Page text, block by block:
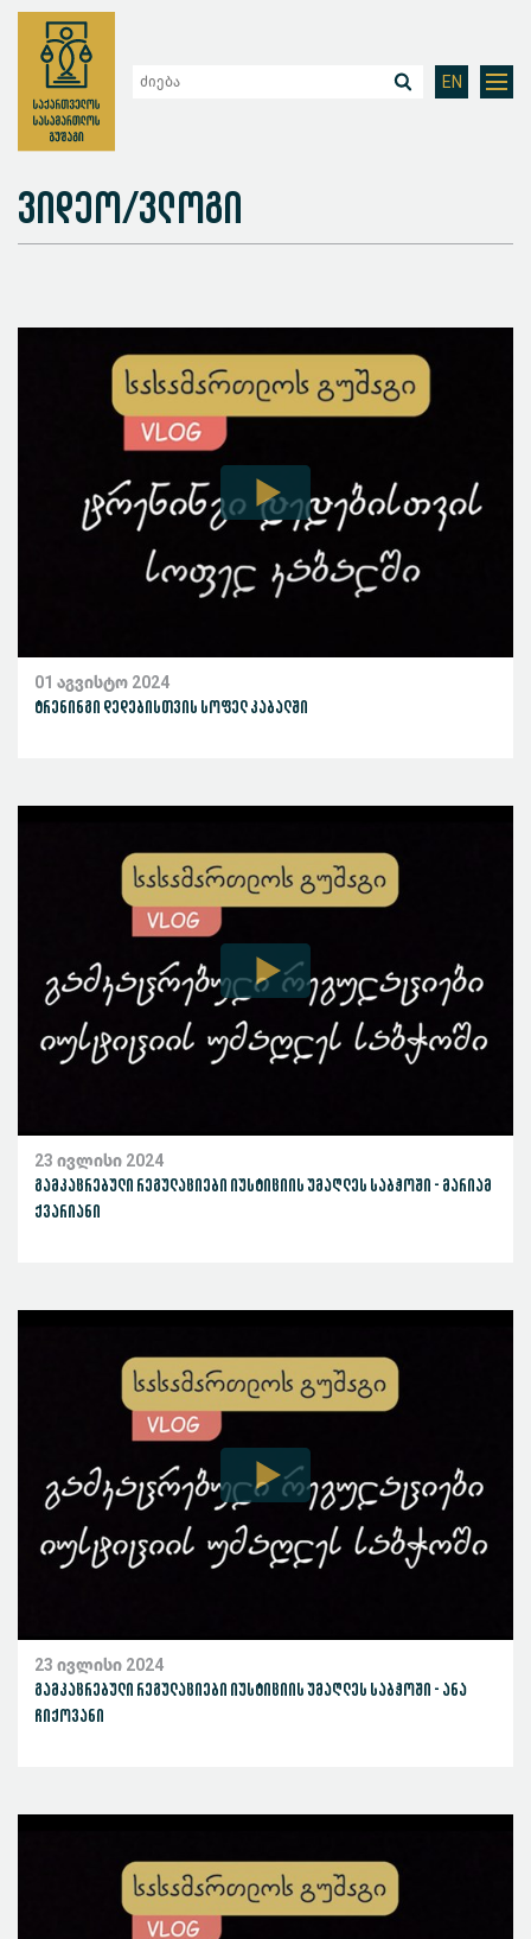
EN
ვიდეო/ვლოგი
01 აგვისტო 2024
ტრენინგი დედებისთვის სოფელ კაბალში
23 ივლისი 2024
გამკაცრებული რეგულაციები იუსტიციის უმაღლეს საბჭოში - მარიამ
ქვარიანი
23 ივლისი 2024
გამკაცრებული რეგულაციები იუსტიციის უმაღლეს საბჭოში - ანა
ჩიქოვანი